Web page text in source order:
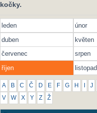
kočky.
leden únor
duben
květen
červenec
srpen
říjen
listopad
A B C Č D E F G H J
V W X Y Z Ž